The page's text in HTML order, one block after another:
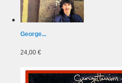
George...
24,00 €